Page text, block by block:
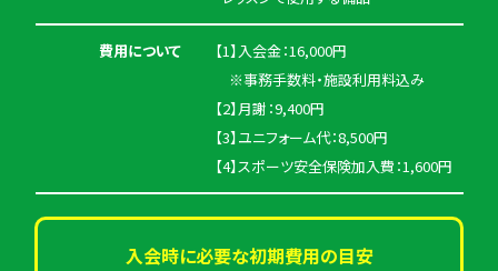
費用について
【1】入会金：16,000円
※事務手数料・施設利用料込み
【2】月謝：9,400円
【3】ユニフォーム代：8,500円
【4】スポーツ安全保険加入費：1,600円
入会時に必要な初期費用の目安